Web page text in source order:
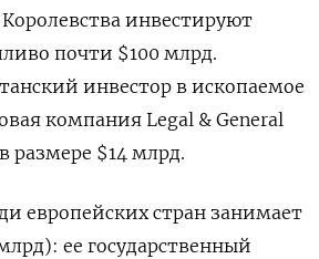
инвестируют
почти $100 млрд.
инвестор в ископаемое
компания Legal & General
размере $14 млрд.
европейских стран занимает
ее государственный